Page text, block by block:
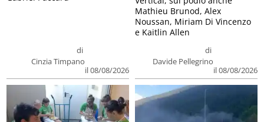
di
Cinzia Timpano
il 08/08/2026
di
Davide Pellegrino
il 08/08/2026
Mathieu Brunod, Alex
Noussan, Miriam Di Vincenzo
e Kaitlin Allen